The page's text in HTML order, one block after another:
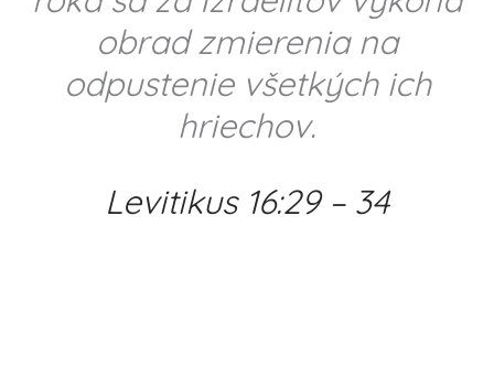
obrad zmierenia na
odpustenie všetkých ich
hriechov.
Levitikus 16:29 – 34